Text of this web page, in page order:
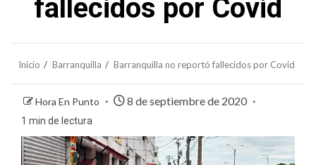
fallecidos por Covid
Inicio Barranquilla Barranquilla no reportó fallecidos por Covid
Hora En Punto 8 de septiembre de 2020
1 min de lectura